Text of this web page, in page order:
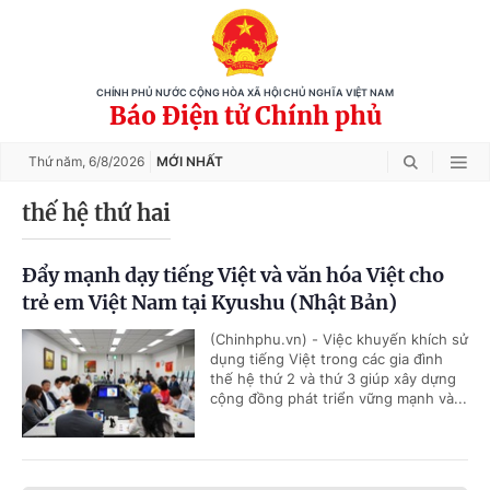
CHÍNH PHỦ NƯỚC CỘNG HÒA XÃ HỘI CHỦ NGHĨA VIỆT NAM
Báo Điện tử Chính phủ
Thứ năm, 6/8/2026 MỚI NHẤT
thế hệ thứ hai
Đẩy mạnh dạy tiếng Việt và văn hóa Việt cho
trẻ em Việt Nam tại Kyushu (Nhật Bản)
(Chinhphu.vn) - Việc khuyến khích sử
dụng tiếng Việt trong các gia đình
thế hệ thứ 2 và thứ 3 giúp xây dựng
cộng đồng phát triển vững mạnh và...